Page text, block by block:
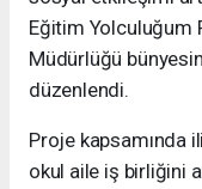
Eğitim Yolculuğum
Müdürlüğü
düzenlendi.
Proje kapsamında
okul aile iş birliğini